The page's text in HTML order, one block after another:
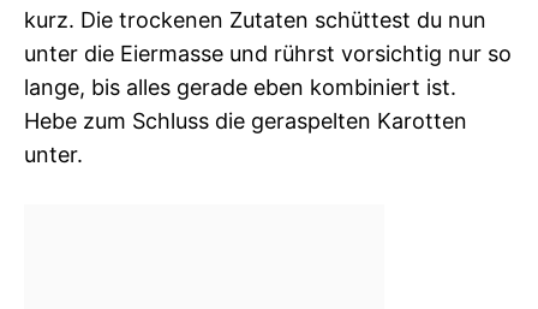
kurz. Die trockenen Zutaten schüttest du nun
unter die Eiermasse und rührst vorsichtig nur so
lange, bis alles gerade eben kombiniert ist.
Hebe zum Schluss die geraspelten Karotten
unter.